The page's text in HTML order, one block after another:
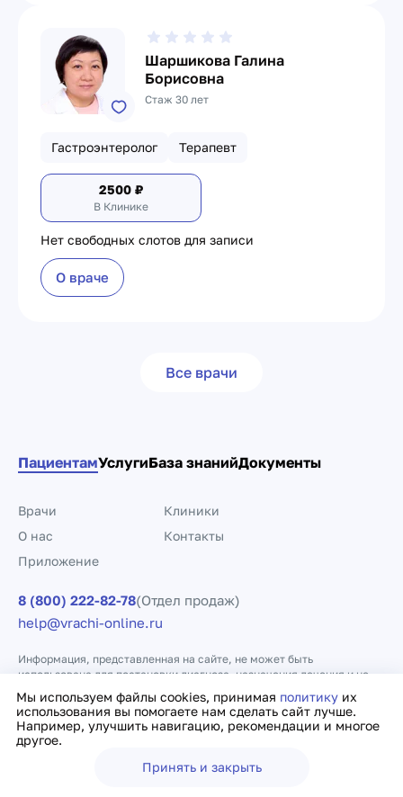
Шаршикова Галина
Борисовна
Стаж 30 лет
Гастроэнтеролог Терапевт
2500 ₽
В Клинике
Нет свободных слотов для записи
О враче
Все врачи
Мы используем файлы cookies, принимая политику их
использования вы помогаете нам сделать сайт лучше.
Например, улучшить навигацию, рекомендации и многое
другое.
Принять и закрыть
ПациентамУслугиБаза знанийДокументы
Врачи
Клиники
О нас
Контакты
Приложение
8 (800) 222-82-78(Отдел продаж)
help@vrachi-online.ru
Информация, представленная на сайте, не может быть
использована для постановки диагноза, назначения лечения и не
заменяет прием врача.
Политика конфиденциальности Договор оферты